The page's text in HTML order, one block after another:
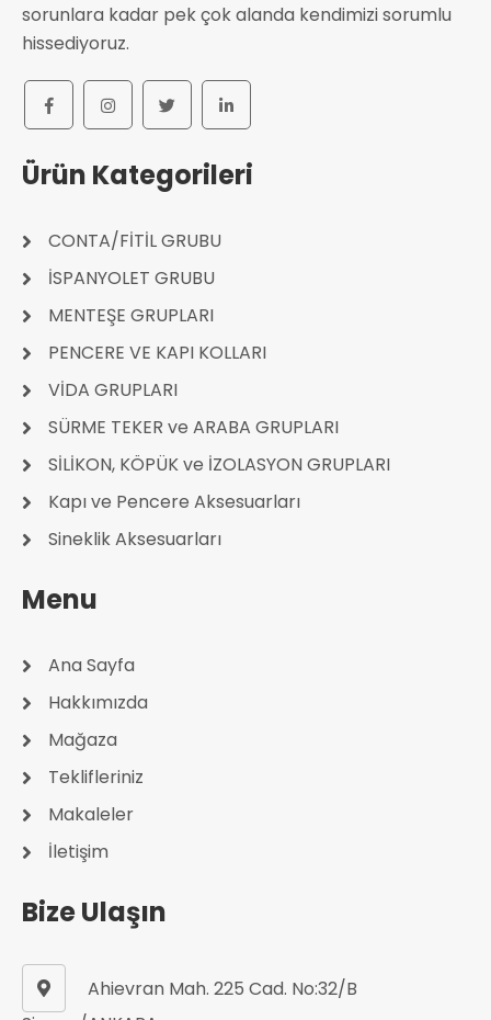
sorunlara kadar pek çok alanda kendimizi sorumlu
hissediyoruz.
Ürün Kategorileri
CONTA/FİTİL GRUBU
İSPANYOLET GRUBU
MENTEŞE GRUPLARI
PENCERE VE KAPI KOLLARI
VİDA GRUPLARI
SÜRME TEKER ve ARABA GRUPLARI
SİLİKON, KÖPÜK ve İZOLASYON GRUPLARI
Kapı ve Pencere Aksesuarları
Sineklik Aksesuarları
Menu
Ana Sayfa
Hakkımızda
Mağaza
Teklifleriniz
Makaleler
İletişim
Bize Ulaşın
Ahievran Mah. 225 Cad. No:32/B